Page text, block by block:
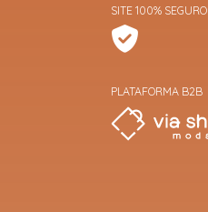
SITE 100% SEGURO
PLATAFORMA B2B